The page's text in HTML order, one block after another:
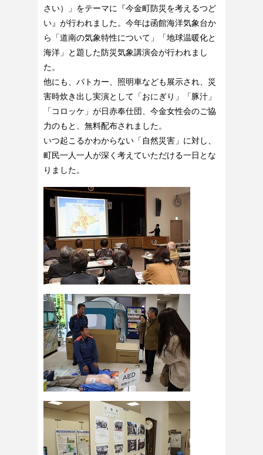
さい）」をテーマに『今金町防災を考えるつど
い』が行われました。今年は函館海洋気象台か
ら「道南の気象特性について」「地球温暖化と
海洋」と題した防災気象講演会が行われまし
た。
他にも、パトカー、照明車なども展示され、災
害時炊き出し実演として「おにぎり」「豚汁」
「コロッケ」が日赤奉仕団、今金女性会のご協
力のもと、無料配布されました。
いつ起こるかわからない「自然災害」に対し、
町民一人一人が深く考えていただける一日とな
りました。